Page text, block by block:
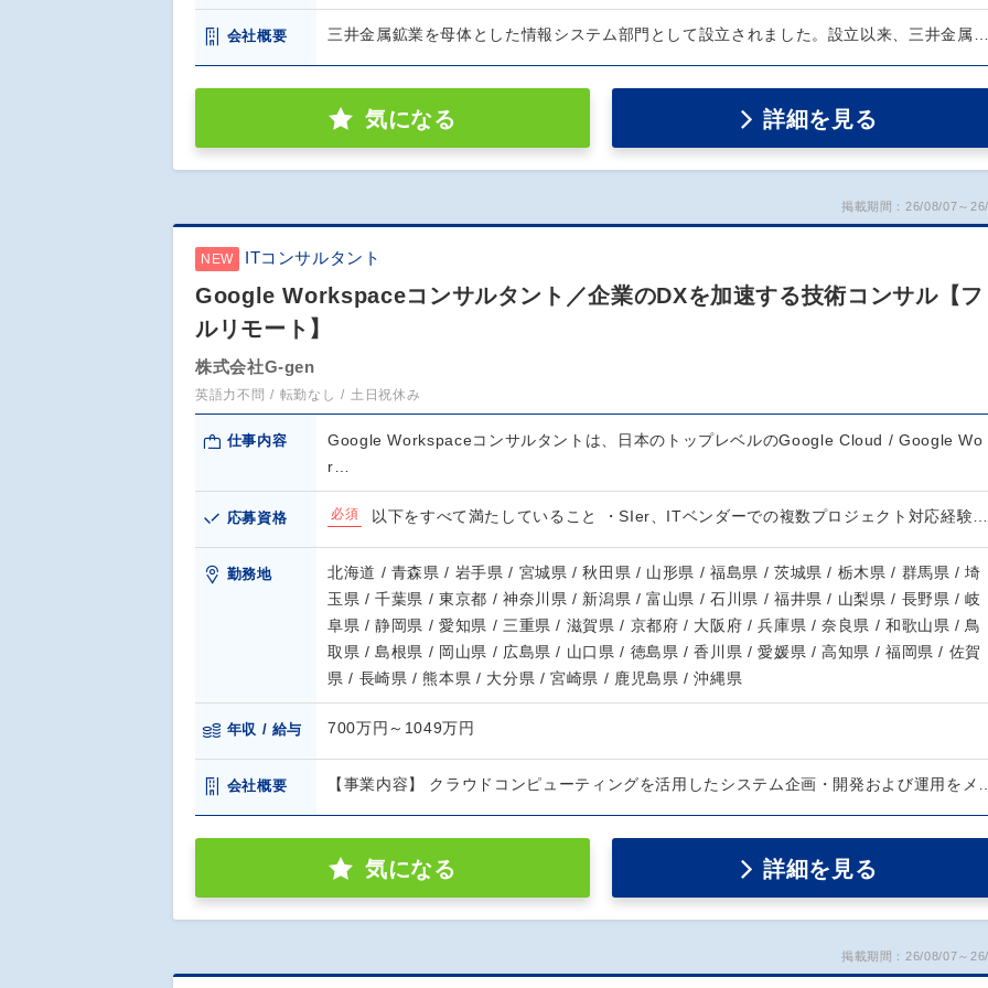
会社概要 三井金属鉱業を母体とした情報システム部門として設立されました。設立以来、三井金属…
気になる 詳細を見る
掲載期間：26/08/07～
NEW ITコンサルタント
Google Workspaceコンサルタント／企業のDXを加速する技術コンサル【フ
ルリモート】
株式会社G-gen
英語力不問 転勤なし 土日祝休み
仕事内容
Google Workspaceコンサルタントは、日本のトップレベルのGoogle Cloud / Google Wo
r…
応募資格 必須 以下をすべて満たしていること ・SIer、ITベンダーでの複数プロジェクト対応経験…
勤務地
北海道 / 青森県 / 岩手県 / 宮城県 / 秋田県 / 山形県 / 福島県 / 茨城県 / 栃木県 / 群馬県 / 埼
玉県 / 千葉県 / 東京都 / 神奈川県 / 新潟県 / 富山県 / 石川県 / 福井県 / 山梨県 / 長野県 / 岐
阜県 / 静岡県 / 愛知県 / 三重県 / 滋賀県 / 京都府 / 大阪府 / 兵庫県 / 奈良県 / 和歌山県 / 鳥
取県 / 島根県 / 岡山県 / 広島県 / 山口県 / 徳島県 / 香川県 / 愛媛県 / 高知県 / 福岡県 / 佐賀
県 / 長崎県 / 熊本県 / 大分県 / 宮崎県 / 鹿児島県 / 沖縄県
年収 / 給与 700万円～1049万円
会社概要 【事業内容】 クラウドコンピューティングを活用したシステム企画・開発および運用をメ…
気になる 詳細を見る
掲載期間：26/08/07～